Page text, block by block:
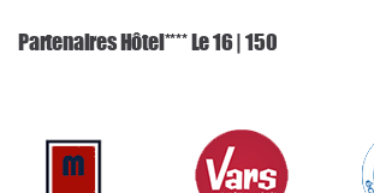
Partenaires Hôtel**** Le 16 | 150